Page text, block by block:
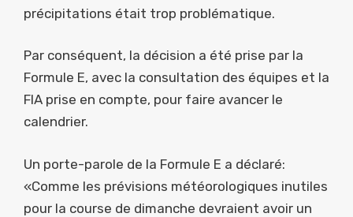
précipitations était trop problématique.
Par conséquent, la décision a été prise par la
Formule E, avec la consultation des équipes et la
FIA prise en compte, pour faire avancer le
calendrier.
Un porte-parole de la Formule E a déclaré:
«Comme les prévisions météorologiques inutiles
pour la course de dimanche devraient avoir un